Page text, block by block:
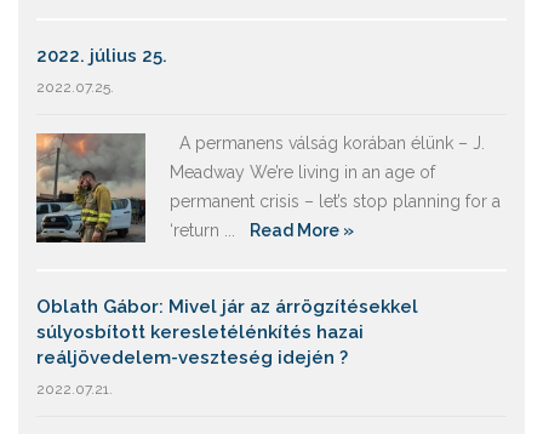
2022. július 25.
2022.07.25.
A permanens válság korában élünk – J.
Meadway We’re living in an age of
permanent crisis – let’s stop planning for a
‘return ...
Read More »
Oblath Gábor: Mivel jár az árrögzítésekkel
súlyosbított keresletélénkítés hazai
reáljövedelem-veszteség idején ?
2022.07.21.